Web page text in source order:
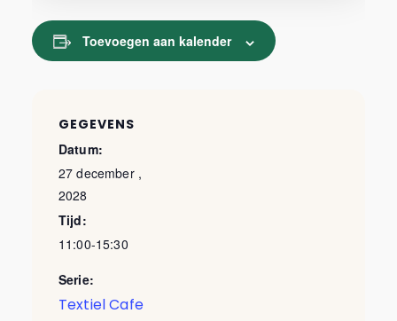
Toevoegen aan kalender
GEGEVENS
Datum:
27 december ,
2028
Tijd:
11:00-15:30
Serie:
Textiel Cafe